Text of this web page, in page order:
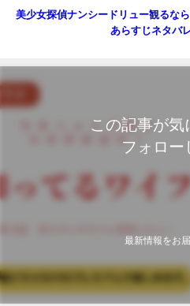
美少女探偵ナンシードリュー観るな
あらすじネタバ
この記事が気
フォロー
最新情報をお